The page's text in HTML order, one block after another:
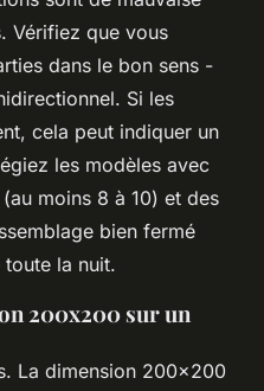
Vérifiez que vous
dans le bon sens -
Si les
cela peut indiquer un
les modèles avec
moins 8 à 10) et des
bien fermé
la nuit.
200x200 sur un
La dimension 200x200